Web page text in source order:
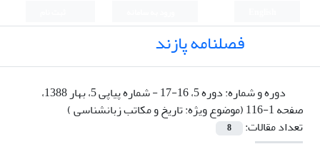
فصلنامه پازند
دوره و شماره:
دوره 5، 16-17 - شماره پیاپی 5، بهار 1388،
صفحه 1-116 (موضوع ویژه: تاریخ و مکاتب زبانشناسی )
تعداد مقالات:
8